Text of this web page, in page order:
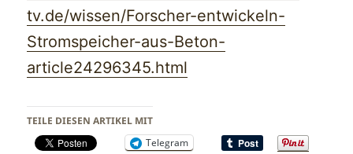
tv.de/wissen/Forscher-entwickeln-
Stromspeicher-aus-Beton-
article24296345.html
TEILE DIESEN ARTIKEL MIT
Telegram